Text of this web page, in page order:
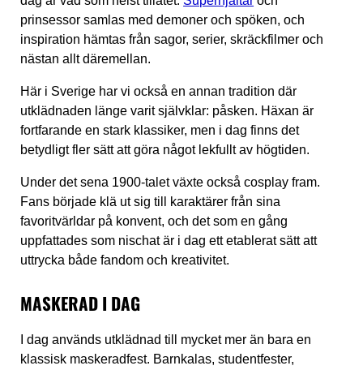
prinsessor samlas med demoner och spöken, och
inspiration hämtas från sagor, serier, skräckfilmer och
nästan allt däremellan.
Här i Sverige har vi också en annan tradition där
utklädnaden länge varit självklar: påsken. Häxan är
fortfarande en stark klassiker, men i dag finns det
betydligt fler sätt att göra något lekfullt av högtiden.
Under det sena 1900-talet växte också cosplay fram.
Fans började klä ut sig till karaktärer från sina
favoritvärldar på konvent, och det som en gång
uppfattades som nischat är i dag ett etablerat sätt att
uttrycka både fandom och kreativitet.
MASKERAD I DAG
I dag används utklädnad till mycket mer än bara en
klassisk maskeradfest. Barnkalas, studentfester,